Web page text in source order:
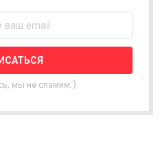
мы не спамим;)